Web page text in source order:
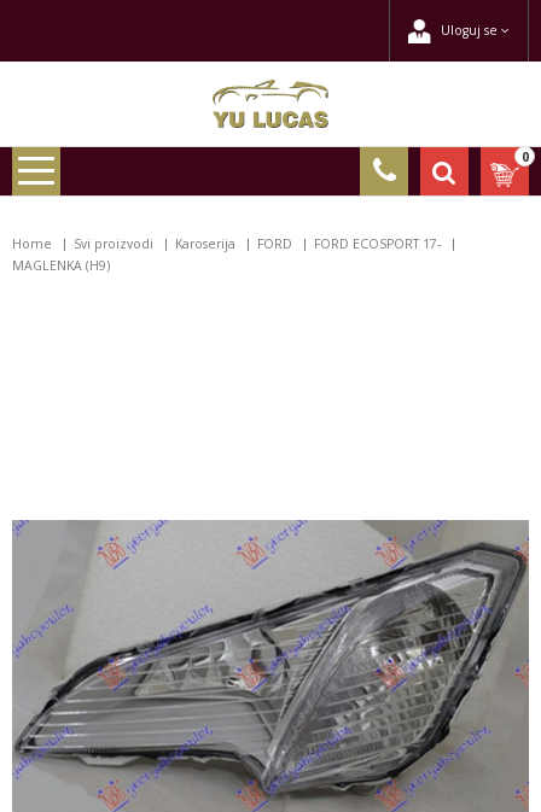
Uloguj se
0
Home Svi proizvodi Karoserija FORD
FORD ECOSPORT 17-
MAGLENKA (H9)